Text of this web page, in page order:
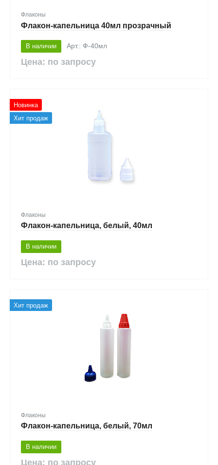
Флаконы
Флакон-капельница 40мл прозрачный
В наличии Арт.: Ф-40мл
Цена: по запросу
Новинка
Хит продаж
Флаконы
Флакон-капельница, белый, 40мл
В наличии
Цена: по запросу
Хит продаж
Флаконы
Флакон-капельница, белый, 70мл
В наличии
Цена: по запросу